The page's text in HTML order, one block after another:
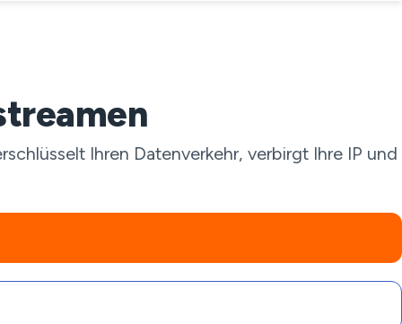
Ihren Datenverkehr, verbirgt Ihre IP und